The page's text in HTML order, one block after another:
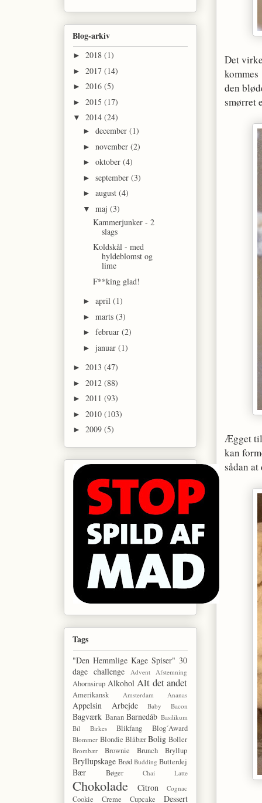
Det
den
smørret
Ægget
kan
sådan
Blog-arkiv
►2018(1)
►2017(14)
►2016(5)
►2015(17)
▼2014(24)
►december(1)
►november(2)
►oktober(4)
►september(3)
►august(4)
▼maj(3)
Kammerjunker - 2
slags
Koldskål - med
hyldeblomst og
lime
F**king glad!
►april(1)
►marts(3)
►februar(2)
►januar(1)
►2013(47)
►2012(88)
►2011(93)
►2010(103)
►2009(5)
Tags
"Den Hemmlige Kage Spiser" 30
dage challenge
Advent Afstemning
Ahornsirup Alkohol Alt det andet
Amerikansk Amsterdam Ananas
Appelsin Arbejde Baby Bacon
Bagværk Banan Barnedåb Basilikum
Bil
Birkes Blikfang Blog´Award
Blommer Blondie BlåbærBolig Boller
Brombær Brownie Brunch Bryllup
Bryllupskage Brød Budding Butterdej
Bær Bøger Chai Latte
Chokolade Citron Cognac
Cookie Creme Cupcake Dessert